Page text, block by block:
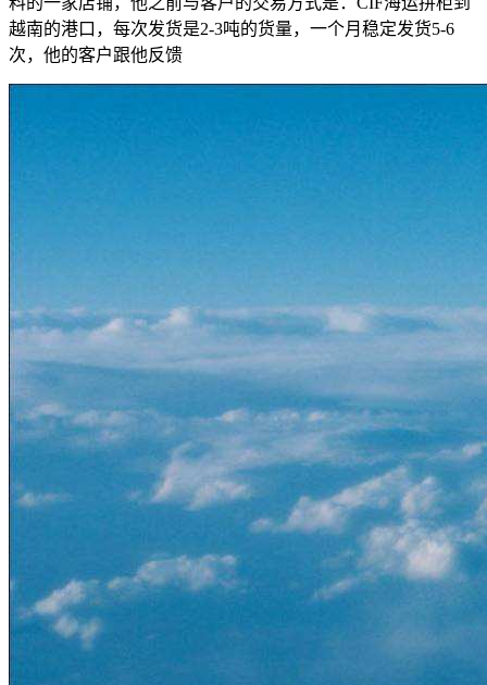
越南的港口，每次发货是2-3吨的货量，一个月稳定发货5-6
次，他的客户跟他反馈